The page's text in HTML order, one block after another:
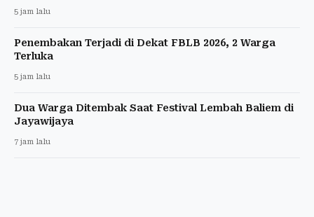
5 jam lalu
Penembakan Terjadi di Dekat FBLB 2026, 2 Warga
Terluka
5 jam lalu
Dua Warga Ditembak Saat Festival Lembah Baliem di
Jayawijaya
7 jam lalu